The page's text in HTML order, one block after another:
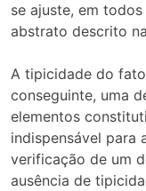
se ajuste, em
abstrato descrito
A tipicidade do
conseguinte, uma
elementos
indispensável para
verificação de um
ausência de